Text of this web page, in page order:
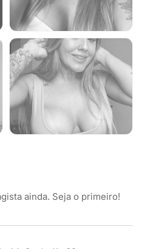
ainda. Seja o primeiro!